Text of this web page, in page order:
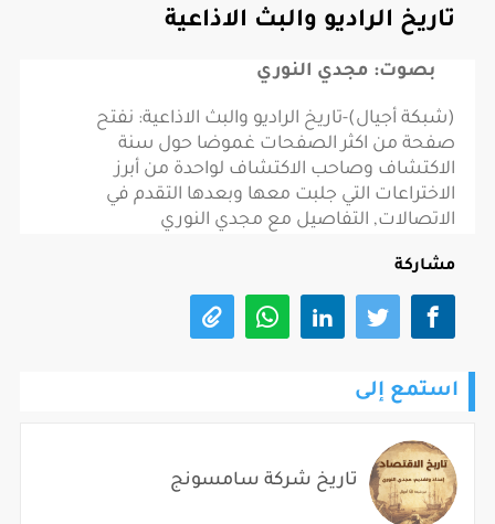
تاريخ الراديو والبث الاذاعية
بصوت: مجدي النوري
(شبكة أجيال)-تاريخ الراديو والبث الاذاعية: نفتح
صفحة من اكثر الصفحات غموضا حول سنة
الاكتشاف وصاحب الاكتشاف لواحدة من أبرز
الاختراعات التي جلبت معها وبعدها التقدم في
الاتصالات, التفاصيل مع مجدي النوري
مشاركة
استمع إلى
تاريخ شركة سامسونج